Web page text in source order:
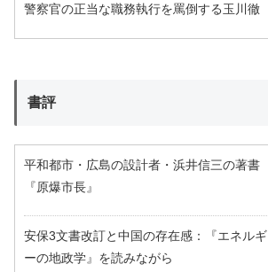
警察官の正当な職務執行を罵倒する玉川徹
書評
平和都市・広島の設計者・浜井信三の著書
『原爆市長』
安保3文書改訂と中国の存在感：『エネルギ
ーの地政学』を読みながら